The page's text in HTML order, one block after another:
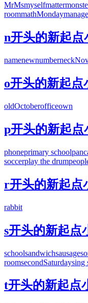
MrMsmyselfmatter
roommathMonday
n开头的新起点
namenewnumberneck
o开头的新起点
oldOctoberofficeown
p开头的新起点
phoneprimary school
soccerplay the drum
r开头的新起点
rabbit
s开头的新起点
schoolsandwichsausage
roomsecondSaturdaysing
t开头的新起点